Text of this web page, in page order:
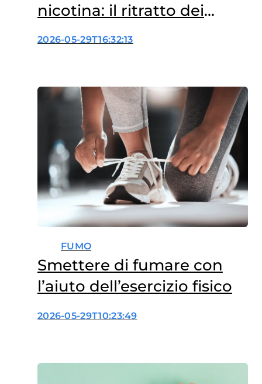
nicotina: il ritratto dei
nuovi consumi
2026-05-29T16:32:13
FUMO
Smettere di fumare con
l’aiuto dell’esercizio fisico
2026-05-29T10:23:49